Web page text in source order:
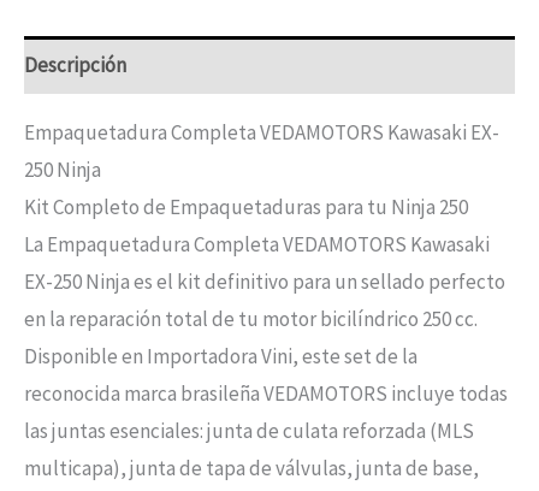
Descripción
Empaquetadura Completa VEDAMOTORS Kawasaki EX-
250 Ninja
Kit Completo de Empaquetaduras para tu Ninja 250
La Empaquetadura Completa VEDAMOTORS Kawasaki
EX-250 Ninja es el kit definitivo para un sellado perfecto
en la reparación total de tu motor bicilíndrico 250 cc.
Disponible en Importadora Vini, este set de la
reconocida marca brasileña VEDAMOTORS incluye todas
las juntas esenciales: junta de culata reforzada (MLS
multicapa), junta de tapa de válvulas, junta de base,